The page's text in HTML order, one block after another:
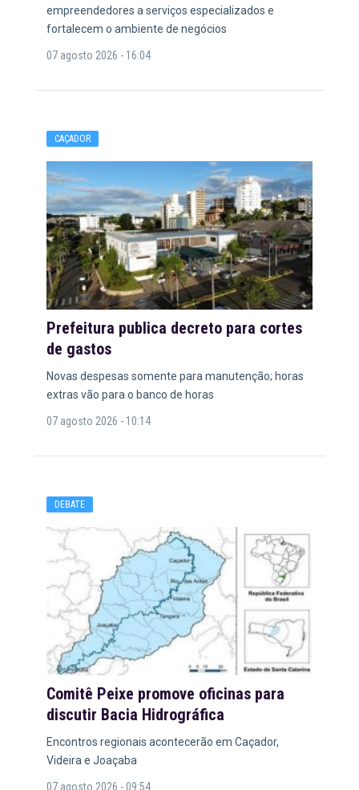
empreendedores a serviços especializados e
fortalecem o ambiente de negócios
07 agosto 2026 - 16:04
CAÇADOR
Prefeitura publica decreto para cortes
de gastos
Novas despesas somente para manutenção; horas
extras vão para o banco de horas
07 agosto 2026 - 10:14
DEBATE
Comitê Peixe promove oficinas para
discutir Bacia Hidrográfica
Encontros regionais acontecerão em Caçador,
Videira e Joaçaba
07 agosto 2026 - 09:54